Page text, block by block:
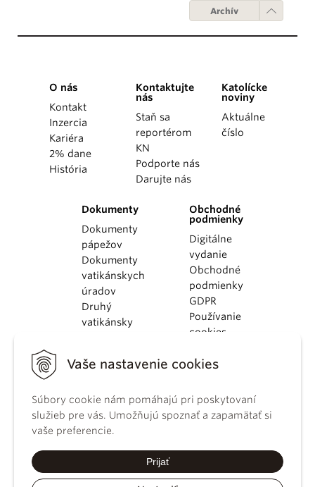
Vaše nastavenie cookies
Súbory cookie nám pomáhajú pri poskytovaní
služieb pre vás. Umožňujú spoznať a zapamätať si
vaše preferencie.
Prijať
Archív
O nás
Kontakt
Inzercia
Kariéra
2% dane
História
Kontaktujte
nás
Staň sa
reportérom
KN
Podporte nás
Darujte nás
Katolícke
noviny
Aktuálne
číslo
Dokumenty
Dokumenty
pápežov
Dokumenty
vatikánskych
úradov
Druhý
vatikánsky
KBS
kánonického
práva
Katechizmus
Obchodné
podmienky
Digitálne
vydanie
Obchodné
podmienky
GDPR
Používanie
cookies